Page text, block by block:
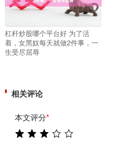
杠杆炒股哪个平台好 为了活
着，女黑奴每天就做2件事，一
生受尽屈辱
相关评论
本文评分*